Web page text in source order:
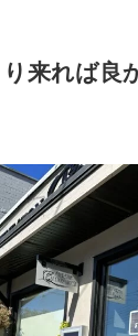
来れば良